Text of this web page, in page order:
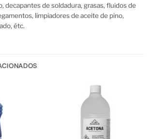
decapantes de soldadura, grasas, fluidos de
limpiadores de aceite de pino,
étc.